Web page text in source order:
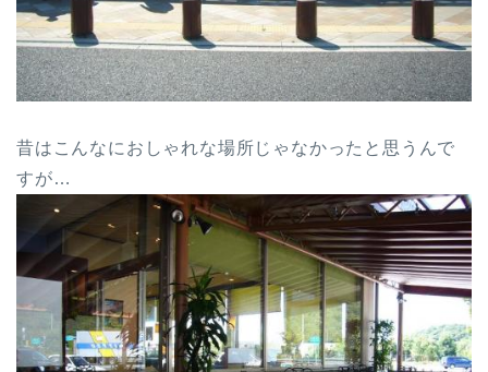
昔はこんなにおしゃれな場所じゃなかったと思うんで
すが…